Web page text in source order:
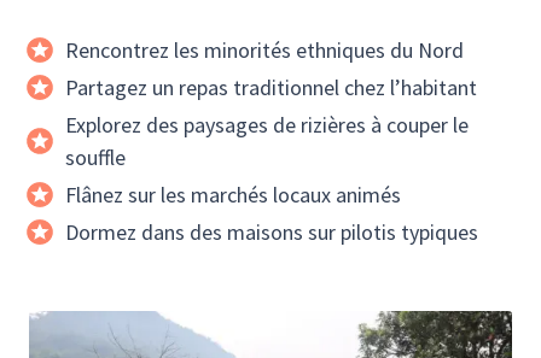
Rencontrez les minorités ethniques du Nord
Partagez un repas traditionnel chez l’habitant
Explorez des paysages de rizières à couper le
souffle
Flânez sur les marchés locaux animés
Dormez dans des maisons sur pilotis typiques